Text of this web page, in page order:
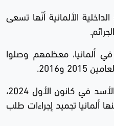
الألمانية أنّها تسعى
ألمانيا، معظمهم وصلوا
و2016.
ولكن بعد سقوط نظام بشار الأسد في كانون الأول 2024،
ألمانيا تجميد إجراءات طلب